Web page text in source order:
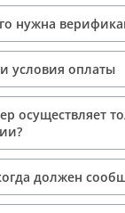
нужна
условия оплаты
осуществляет
должен